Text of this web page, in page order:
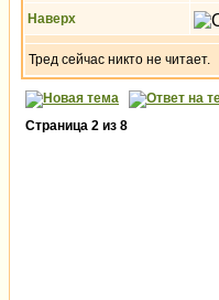
Наверх
Тред сейчас никто не читает.
Страница 2 из 8